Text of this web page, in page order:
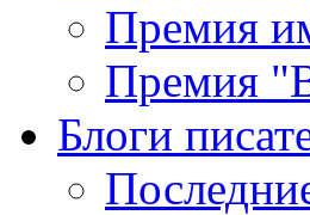
Премия
Премия
Блоги